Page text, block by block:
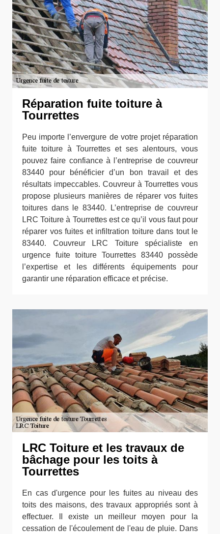
Réparation fuite toiture à
Tourrettes
Peu importe l’envergure de votre projet réparation
fuite toiture à Tourrettes et ses alentours, vous
pouvez faire confiance à l’entreprise de couvreur
83440 pour bénéficier d’un bon travail et des
résultats impeccables. Couvreur à Tourrettes vous
propose plusieurs manières de réparer vos fuites
toitures dans le 83440. L’entreprise de couvreur
LRC Toiture à Tourrettes est ce qu’il vous faut pour
réparer vos fuites et infiltration toiture dans tout le
83440. Couvreur LRC Toiture spécialiste en
urgence fuite toiture Tourrettes 83440 possède
l’expertise et les différents équipements pour
garantir une réparation efficace et précise.
LRC Toiture et les travaux de
bâchage pour les toits à
Tourrettes
En cas d'urgence pour les fuites au niveau des
toits des maisons, des travaux appropriés sont à
effectuer. Il existe un meilleur moyen pour la
cessation de l'écoulement de l'eau de pluie. Dans